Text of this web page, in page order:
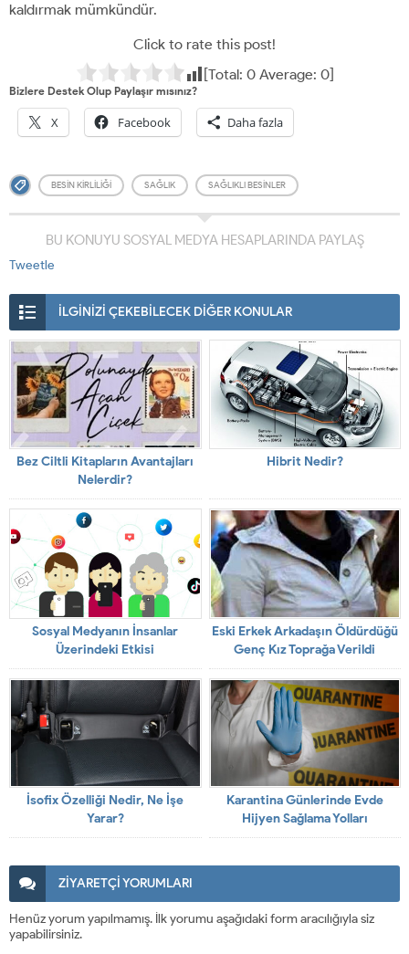
kaldırmak mümkündür.
Click to rate this post!
[Total: 0Average: 0]
Bizlere Destek Olup Paylaşır mısınız?
X Facebook Daha fazla
BESIN KIRLILIĞI SAĞLIK SAĞLIKLI BESINLER
BU KONUYU SOSYAL MEDYA HESAPLARINDA PAYLAŞ
Tweetle
İLGİNİZİ ÇEKEBİLECEK DİĞER KONULAR
Bez Ciltli Kitapların Avantajları
Nelerdir?
Hibrit Nedir?
Sosyal Medyanın İnsanlar
Üzerindeki Etkisi
Eski Erkek Arkadaşın Öldürdüğü
Genç Kız Toprağa Verildi
İsofix Özelliği Nedir, Ne İşe
Yarar?
Karantina Günlerinde Evde
Hijyen Sağlama Yolları
ZİYARETÇİ YORUMLARI
Henüz yorum yapılmamış. İlk yorumu aşağıdaki form aracılığıyla siz
yapabilirsiniz.